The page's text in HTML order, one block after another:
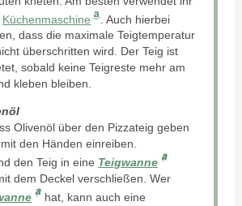
Küchenmaschine
. Auch hierbei
dass die maximale Teigtemperatur
überschritten wird. Der Teig ist
sobald keine Teigreste mehr am
kleben bleiben.
Olivenöl über den Pizzateig geben
den Händen einreiben.
den Teig in eine Teigwanne
dem Deckel verschließen. Wer
hat, kann auch eine